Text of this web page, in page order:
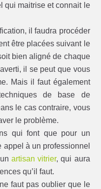
qui maitrise et connait le
il faudra procéder
être placées suivant le
bien aligné de chaque
il se peut que vous
Mais il faut également
de base de
le cas contraire, vous
le problème.
qui font que pour un
appel à un professionnel
artisan vitrier, qui aura
qu’il faut.
faut pas oublier que le